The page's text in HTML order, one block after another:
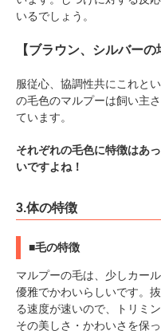
いるでしょう。
【ブラウン、シルバーの
服従心、協調性共にこれと
の毛色のマルプーは飼い主
ています。
それぞれの毛色に特徴はあ
いですよね！
3.体の特徴
■毛の特徴
マルプーの毛は、少しカー
優雅でかわいらしいです。
る速度が速いので、トリミ
その美しさ・かわいさを保